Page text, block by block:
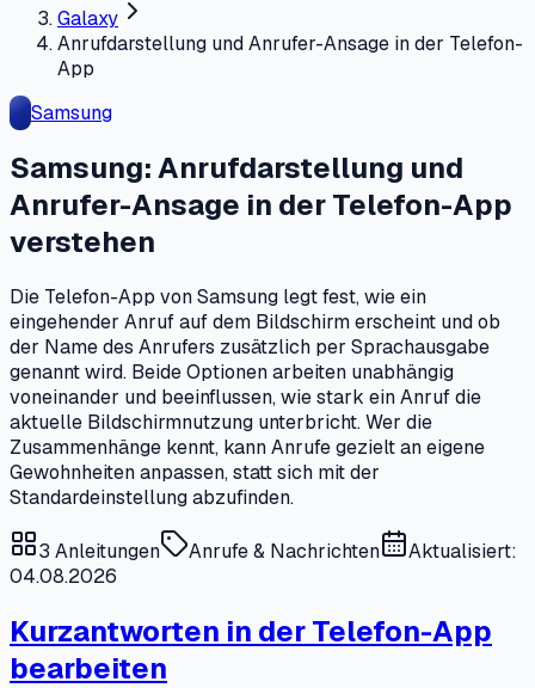
Galaxy
Anrufdarstellung und Anrufer-Ansage in der Telefon-
App
Samsung
Samsung: Anrufdarstellung und
Anrufer-Ansage in der Telefon-App
verstehen
Die Telefon-App von Samsung legt fest, wie ein
eingehender Anruf auf dem Bildschirm erscheint und ob
der Name des Anrufers zusätzlich per Sprachausgabe
genannt wird. Beide Optionen arbeiten unabhängig
voneinander und beeinflussen, wie stark ein Anruf die
aktuelle Bildschirmnutzung unterbricht. Wer die
Zusammenhänge kennt, kann Anrufe gezielt an eigene
Gewohnheiten anpassen, statt sich mit der
Standardeinstellung abzufinden.
3 Anleitungen Anrufe & Nachrichten
Aktualisiert:
04.08.2026
Kurzantworten in der Telefon-App
bearbeiten